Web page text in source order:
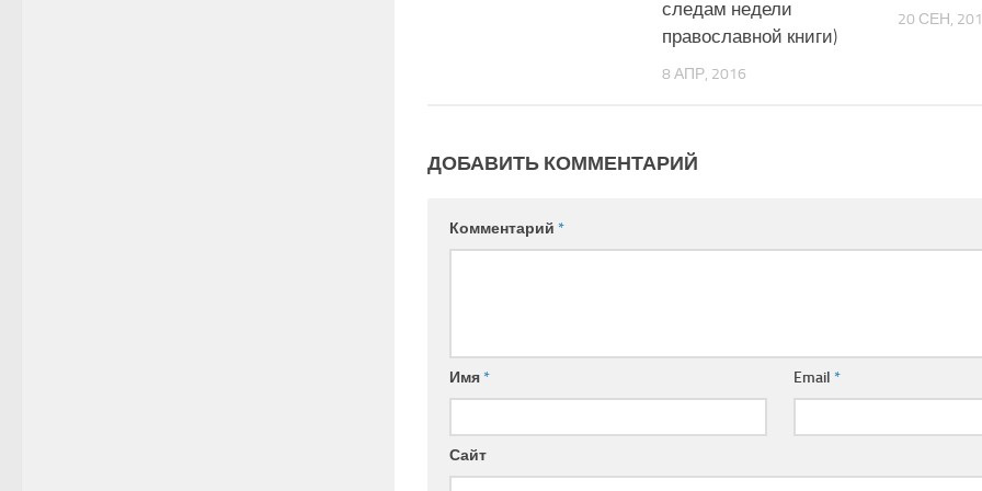
следам недели
православной книги)
8 АПР, 2016
20 СЕН,
ДОБАВИТЬ КОММЕНТАРИЙ
Комментарий *
Имя* Email*
Сайт